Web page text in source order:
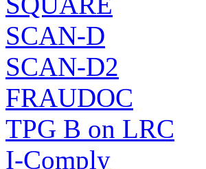
SCAN-D
SCAN-D2
FRAUDOC
TPG B on LRC
I-Comply